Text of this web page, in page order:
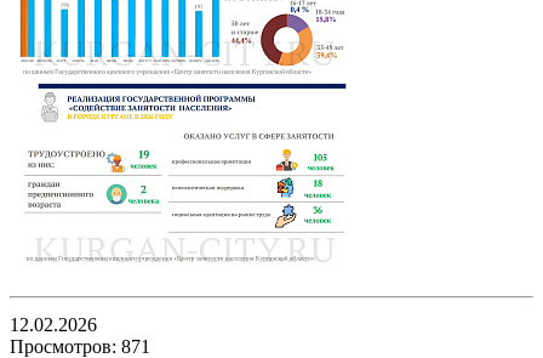
12.02.2026
Просмотров: 871